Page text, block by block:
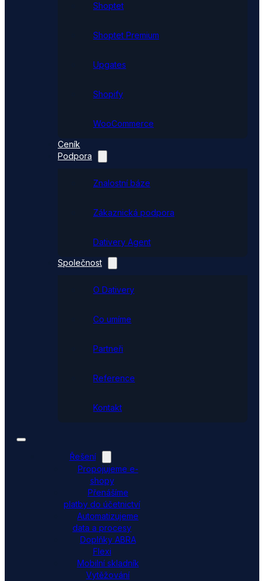
Shoptet
Shoptet Premium
Upgates
Shopify
WooCommerce
Ceník
Podpora
Znalostní báze
Zákaznická podpora
Dativery Agent
Společnost
O Dativery
Co umíme
Partneři
Reference
Kontakt
Řešení
Propojujeme e-
shopy
Přenášíme
platby do účetnictví
Automatizujeme
data a procesy
Doplňky ABRA
Flexi
Mobilní skladník
Vytěžování